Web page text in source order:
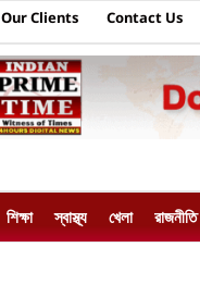
Our Clients Contact Us
শিক্ষা স্বাস্থ্য খেলা রাজনীতি